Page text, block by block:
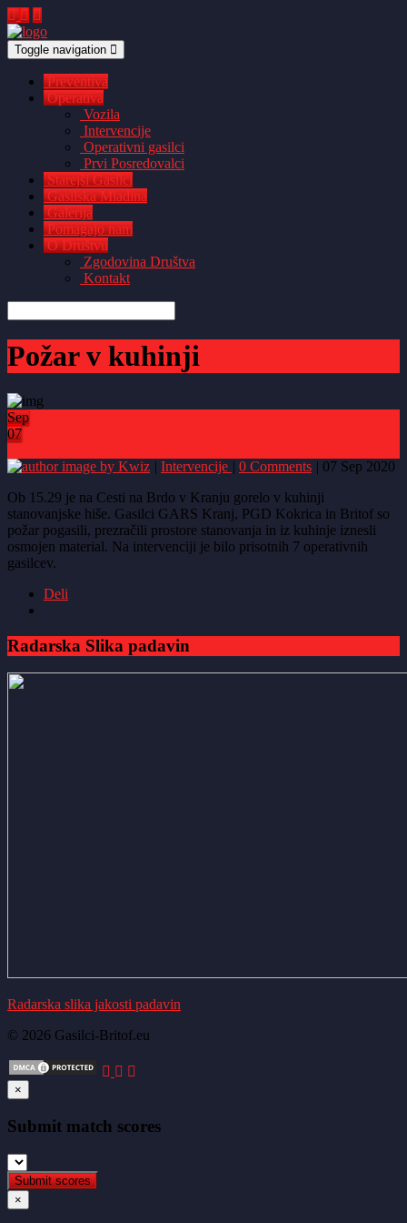
Toggle navigation
Preventiva
Operativa
Vozila
Intervencije
Operativni gasilci
Prvi Posredovalci
Starejši Gasilci
Gasilska Mladina
Galerija
Pomagajo nam
O Društvu
Zgodovina Društva
Kontakt
Požar v kuhinji
Sep
07
by Kwiz | Intervencije | 0 Comments | 07 Sep 2020
Ob 15.29 je na Cesti na Brdo v Kranju gorelo v kuhinji
stanovanjske hiše. Gasilci GARS Kranj, PGD Kokrica in Britof so
požar pogasili, prezračili prostore stanovanja in iz kuhinje iznesli
osmojen material. Na intervenciji je bilo prisotnih 7 operativnih
gasilcev.
Deli
Radarska Slika padavin
Radarska slika jakosti padavin
© 2026 Gasilci-Britof.eu
×
Submit match scores
×